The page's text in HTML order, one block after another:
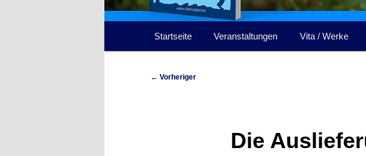
Startseite Veranstaltungen Vita / Werke
Beitragsnavigation
← Vorheriger
Die